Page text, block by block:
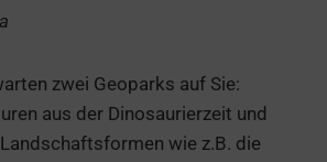
zwei Geoparks auf Sie:
aus der Dinosaurierzeit und
wie z.B. die